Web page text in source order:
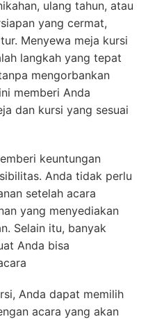
ulang tahun, atau
yang cermat,
Menyewa meja kursi
langkah yang tepat
mengorbankan
memberi Anda
dan kursi yang sesuai
keuntungan
Anda tidak perlu
setelah acara
yang menyediakan
Selain itu, banyak
Anda bisa
Anda dapat memilih
acara yang akan